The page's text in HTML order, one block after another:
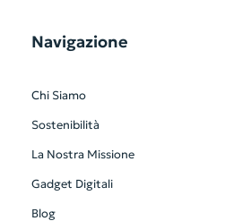
Navigazione
Chi Siamo
Sostenibilità
La Nostra Missione
Gadget Digitali
Blog